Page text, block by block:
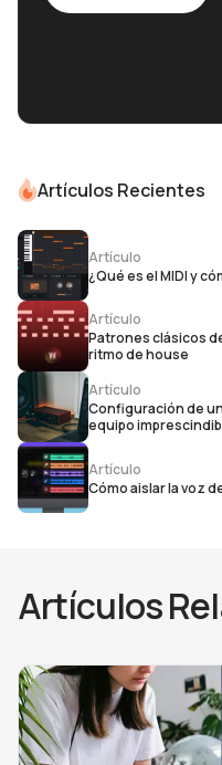
Artículos Recientes
Artículo
¿Qué es el MIDI y
Artículo
Patrones clásicos
ritmo de house
Artículo
Configuración de
equipo
Artículo
Cómo aislar la voz
Artículos